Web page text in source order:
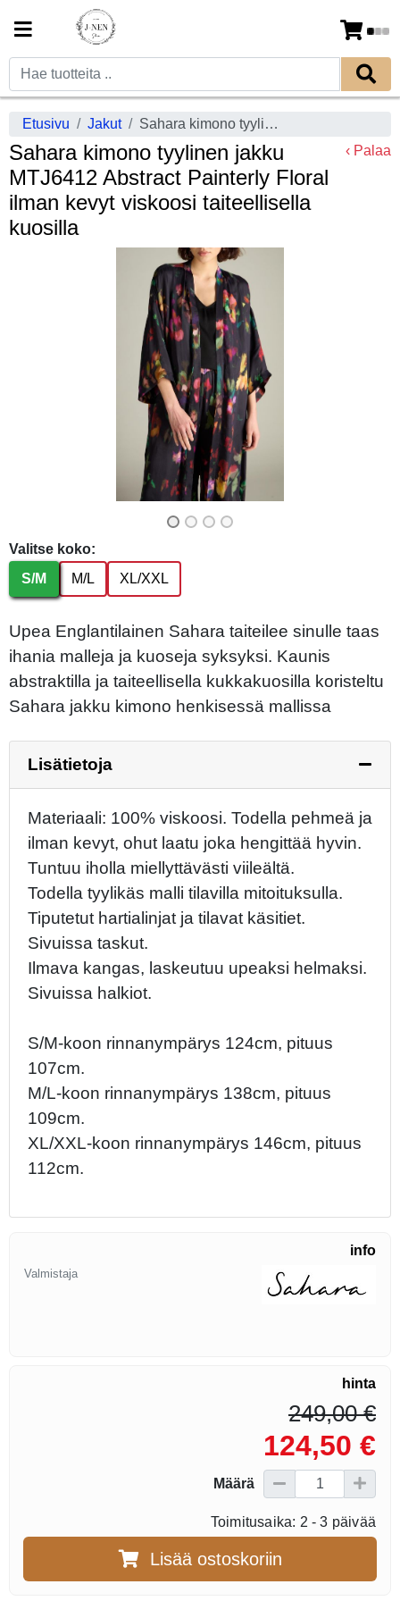
Etusivu Jakut Sahara kimono tyylinen jakku MTJ6412 Abstract Painterly Floral ilman kevyt viskoosi taiteellisella kuosilla
Sahara kimono tyylinen jakku
MTJ6412 Abstract Painterly Floral
ilman kevyt viskoosi taiteellisella
kuosilla
‹ Palaa
Valitse koko:
S/M
M/L XL/XXL
Upea Englantilainen Sahara taiteilee sinulle taas
ihania malleja ja kuoseja syksyksi. Kaunis
abstraktilla ja taiteellisella kukkakuosilla koristeltu
Sahara jakku kimono henkisessä mallissa
Lisätietoja
Materiaali: 100% viskoosi. Todella pehmeä ja
ilman kevyt, ohut laatu joka hengittää hyvin.
Tuntuu iholla miellyttävästi viileältä.
Todella tyylikäs malli tilavilla mitoituksulla.
Tiputetut hartialinjat ja tilavat käsitiet.
Sivuissa taskut.
Ilmava kangas, laskeutuu upeaksi helmaksi.
Sivuissa halkiot.
S/M-koon rinnanympärys 124cm, pituus
107cm.
M/L-koon rinnanympärys 138cm, pituus
109cm.
XL/XXL-koon rinnanympärys 146cm, pituus
112cm.
info
Valmistaja
hinta
249,00 €
124,50 €
Määrä
Toimitusaika: 2 - 3 päivää
Lisää ostoskoriin